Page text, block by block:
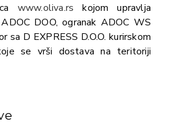
www.oliva.rs kojom upravlja
DOO, ogranak ADOC WS
sa D EXPRESS D.O.O. kurirskom
se vrši dostava na teritoriji